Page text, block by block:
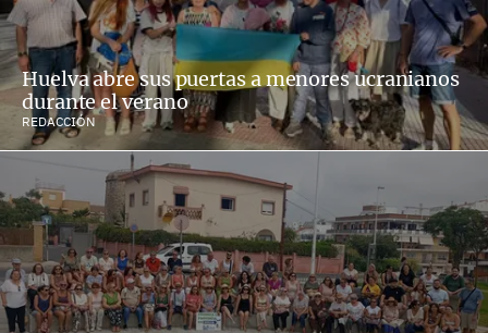
Huelva abre sus puertas a menores ucranianos
durante el verano
REDACCIÓN